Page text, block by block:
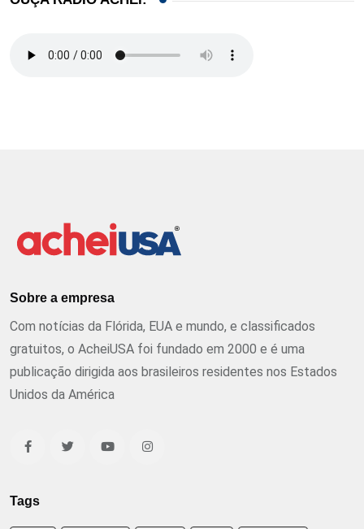
Sobre a empresa
Com notícias da Flórida, EUA e mundo, e classificados
gratuitos, o AcheiUSA foi fundado em 2000 e é uma
publicação dirigida aos brasileiros residentes nos Estados
Unidos da América
Tags